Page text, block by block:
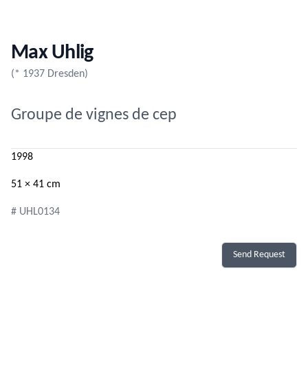
Max Uhlig
(* 1937 Dresden)
Groupe de vignes de cep
1998
51 × 41 cm
# UHL0134
Send Request